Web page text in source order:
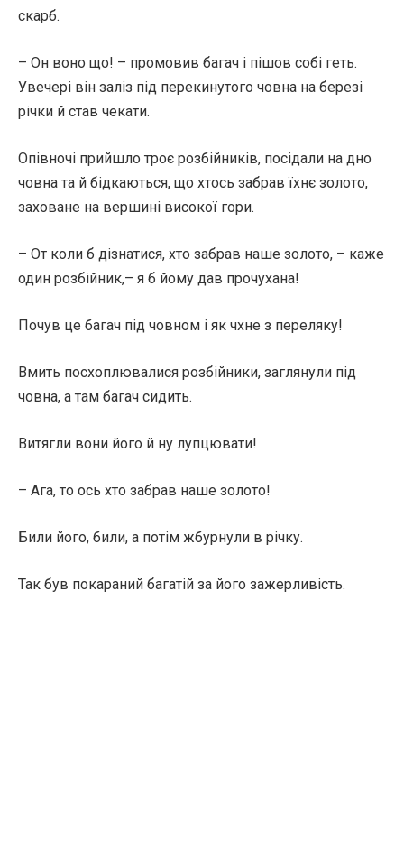
скарб.
– Он воно що! – промовив багач і пішов собі геть.
Увечері він заліз під перекинутого човна на березі
річки й став чекати.
Опівночі прийшло троє розбійників, посідали на дно
човна та й бідкаються, що хтось забрав їхнє золото,
заховане на вершині високої гори.
– От коли б дізнатися, хто забрав наше золото, – каже
один розбійник,– я б йому дав прочухана!
Почув це багач під човном і як чхне з переляку!
Вмить посхоплювалися розбійники, заглянули під
човна, а там багач сидить.
Витягли вони його й ну лупцювати!
– Ага, то ось хто забрав наше золото!
Били його, били, а потім жбурнули в річку.
Так був покараний багатій за його зажерливість.